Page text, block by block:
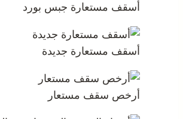
أسقف مستعارة جبس بورد
أسقف مستعارة جديدة
أرخص سقف مستعار